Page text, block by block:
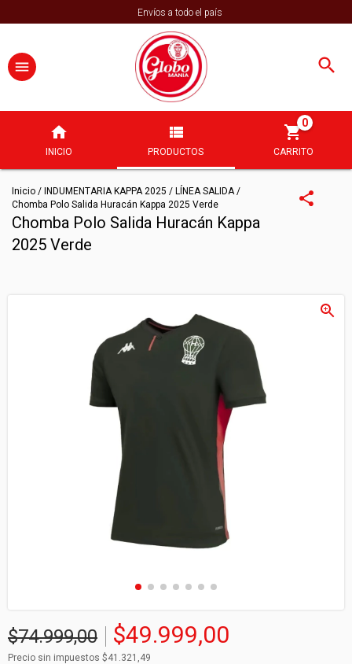
Envíos a todo el país
INICIO PRODUCTOS CARRITO
0
Inicio / INDUMENTARIA KAPPA 2025 / LÍNEA SALIDA /
Chomba Polo Salida Huracán Kappa 2025 Verde
Chomba Polo Salida Huracán Kappa
2025 Verde
$74.999,00 $49.999,00
Precio sin impuestos $41.321,49